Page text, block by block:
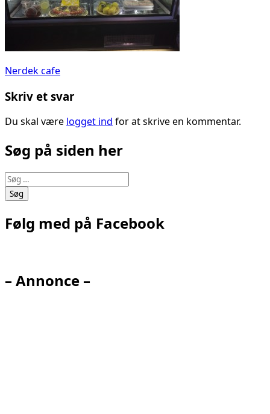
Indlægsnavigation
Nerdek cafe
Skriv et svar
Du skal være logget ind for at skrive en kommentar.
Søg på siden her
Søg
efter:
Følg med på Facebook
– Annonce –